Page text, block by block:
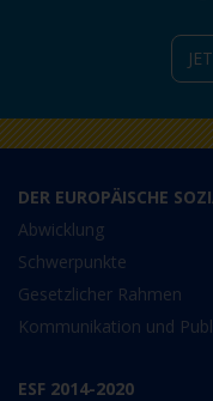
DER EUROPÄISCHE
Abwicklung
Schwerpunkte
Gesetzlicher Rahmen
Kommunikation und
ESF 2014-2020